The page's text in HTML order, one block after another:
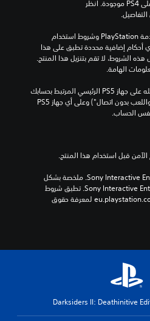
الهامة.
الحساب.
Darksiders II: Deathinitive